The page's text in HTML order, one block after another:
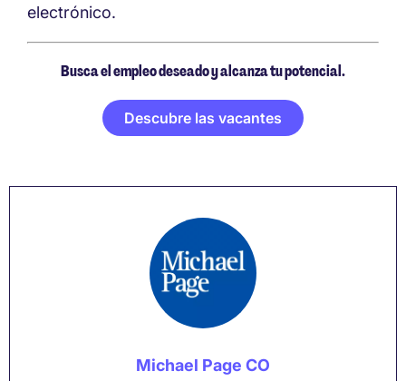
electrónico.
Busca el empleo deseado y alcanza tu potencial.
Descubre las vacantes
Michael Page CO